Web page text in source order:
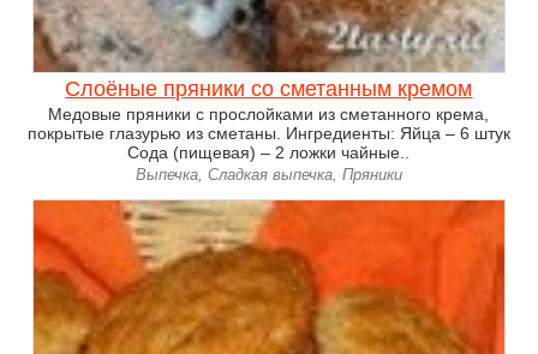
Слоёные пряники со сметанным кремом
Медовые пряники с прослойками из сметанного крема,
покрытые глазурью из сметаны. Ингредиенты: Яйца – 6 штук
Сода (пищевая) – 2 ложки чайные..
Выпечка, Сладкая выпечка, Пряники